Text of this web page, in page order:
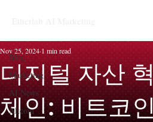
Blog
Marketing
AI News
Altcoin
디지털 자산
체인: 비트코
Nov 25, 2024 1 min read